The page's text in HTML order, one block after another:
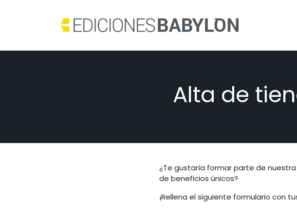
Alta de
¿Te gustaría formar parte de
de beneficios únicos?
¡Rellena el siguiente formulario con